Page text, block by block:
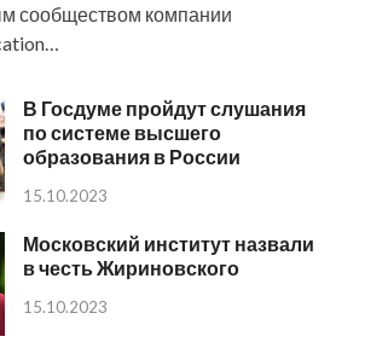
сообществом компании
В Госдуме пройдут слушания
по системе высшего
образования в России
15.10.2023
Московский институт назвали
в честь Жириновского
15.10.2023